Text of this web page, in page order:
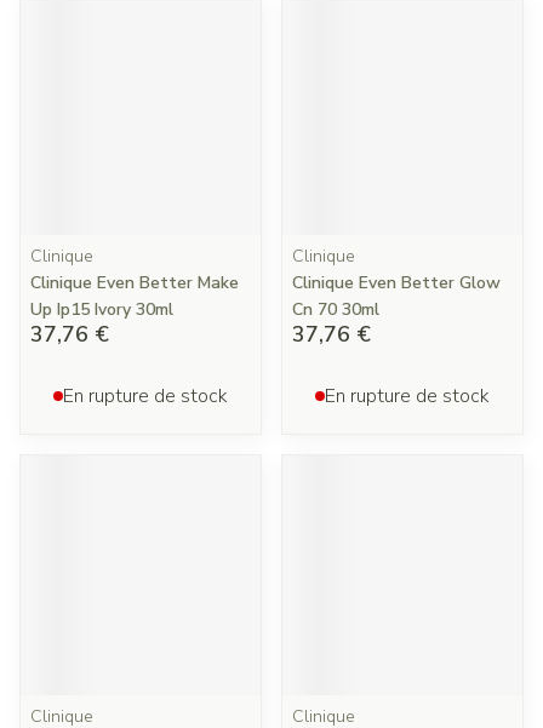
Clinique
Clinique Even Better Make
Up Ip15 Ivory 30ml
37,76 €
En rupture de stock
Clinique
Clinique Even Better Glow
Cn 70 30ml
37,76 €
En rupture de stock
Clinique
Clinique